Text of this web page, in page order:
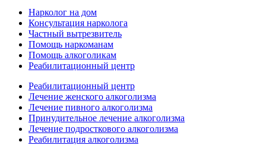
Нарколог на дом
Консультация нарколога
Частный вытрезвитель
Помощь наркоманам
Помощь алкоголикам
Реабилитационный центр
Реабилитационный центр
Лечение женского алкоголизма
Лечение пивного алкоголизма
Принудительное лечение алкоголизма
Лечение подросткового алкоголизма
Реабилитация алкоголизма